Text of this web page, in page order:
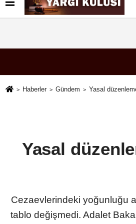
Künye İletişim Çerez Politikası
Haberler Gündem Yasal
Yasal
Cezaevlerindeki yoğunluğu
tablo değişmedi. Adalet